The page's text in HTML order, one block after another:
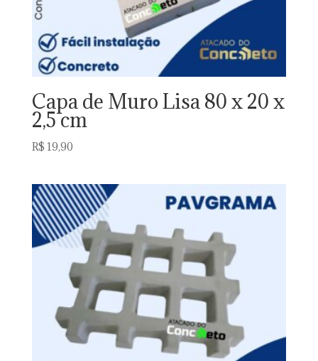
Capa de Muro Lisa 80 x 20 x
2,5 cm
R$ 19,90